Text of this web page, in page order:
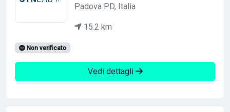
Padova PD, Italia
15.2 km
Non verificato
Vedi dettagli